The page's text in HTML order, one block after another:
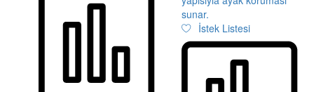
İstek Listesi